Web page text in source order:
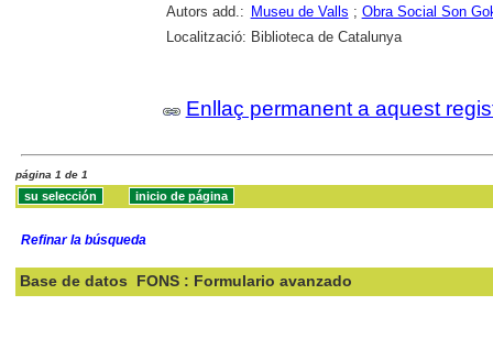
Autors add.: Museu de Valls ; Obra Social Son
Localització: Biblioteca de Catalunya
Enllaç permanent a aquest
página 1 de 1
Refinar la búsqueda
Base de datos FONS : Formulario avanzado